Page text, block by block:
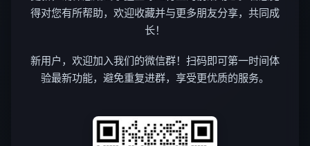
得对您有所帮助，欢迎收藏并与更多朋友分享，共同成
长！
新用户，欢迎加入我们的微信群！扫码即可第一时间体
验最新功能，避免重复进群，享受更优质的服务。